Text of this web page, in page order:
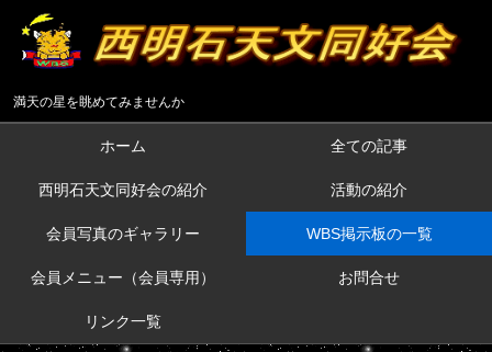
満天の星を眺めてみませんか
ホーム 全ての記事
西明石天文同好会の紹介 活動の紹介
会員写真のギャラリー WBS掲示板の一覧
会員メニュー（会員専用） お問合せ
リンク一覧